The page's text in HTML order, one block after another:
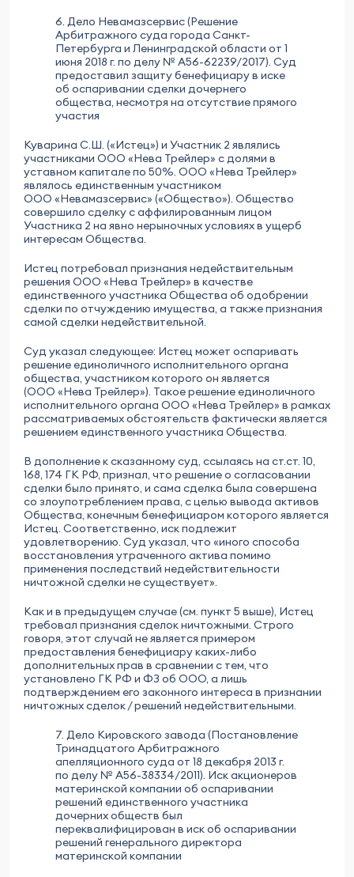
6. Дело Невамазсервис (Решение
Арбитражного суда города Санкт-
Петербурга и Ленинградской области от 1
июня 2018 г. по делу № А56-62239/2017). Суд
предоставил защиту бенефициару в иске
об оспаривании сделки дочернего
общества, несмотря на отсутствие прямого
участия
Куварина С.Ш. («Истец») и Участник 2 являлись
участниками ООО «Нева Трейлер» с долями в
уставном капитале по 50%. ООО «Нева Трейлер»
являлось единственным участником
ООО «Невамазсервис» («Общество»). Общество
совершило сделку с аффилированным лицом
Участника 2 на явно нерыночных условиях в ущерб
интересам Общества.
Истец потребовал признания недействительным
решения ООО «Нева Трейлер» в качестве
единственного участника Общества об одобрении
сделки по отчуждению имущества, а также признания
самой сделки недействительной.
Суд указал следующее: Истец может оспаривать
решение единоличного исполнительного органа
общества, участником которого он является
(ООО «Нева Трейлер»). Такое решение единоличного
исполнительного органа ООО «Нева Трейлер» в рамках
рассматриваемых обстоятельств фактически является
решением единственного участника Общества.
В дополнение к сказанному суд, ссылаясь на ст.ст. 10,
168, 174 ГК РФ, признал, что решение о согласовании
сделки было принято, и сама сделка была совершена
со злоупотреблением права, с целью вывода активов
Общества, конечным бенефициаром которого является
Истец. Соответственно, иск подлежит
удовлетворению. Суд указал, что «иного способа
восстановления утраченного актива помимо
применения последствий недействительности
ничтожной сделки не существует».
Как и в предыдущем случае (см. пункт 5 выше), Истец
требовал признания сделок ничтожными. Строго
говоря, этот случай не является примером
предоставления бенефициару каких-либо
дополнительных прав в сравнении с тем, что
установлено ГК РФ и ФЗ об ООО, а лишь
подтверждением его законного интереса в признании
ничтожных сделок / решений недействительными.
7. Дело Кировского завода (Постановление
Тринадцатого Арбитражного
апелляционного суда от 18 декабря 2013 г.
по делу № А56-38334/2011). Иск акционеров
материнской компании об оспаривании
решений единственного участника
дочерних обществ был
переквалифицирован в иск об оспаривании
решений генерального директора
материнской компании